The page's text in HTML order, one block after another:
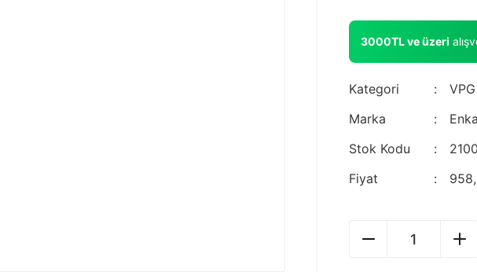
3000TL ve üzeri
Kategori
Marka
Stok Kodu
Fiyat